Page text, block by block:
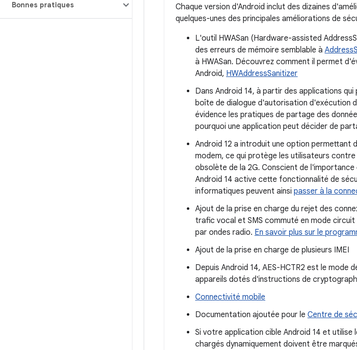
Bonnes pratiques
Chaque version d'Android inclut des dizaines
quelques-unes des principales améliorations de
L'outil HWASan (Hardware-assisted
des erreurs de mémoire semblable à
à HWASan. Découvrez comment il permet
Android, HWAddressSanitizer
Dans Android 14, à partir des applications
boîte de dialogue d'autorisation d'exécution
évidence les pratiques de partage des
pourquoi une application peut décider de
Android 12 a introduit une option permettant
modem, ce qui protège les utilisateurs
obsolète de la 2G. Conscient de
Android 14 active cette fonctionnalité de
informatiques peuvent ainsi passer à la
Ajout de la prise en charge du rejet des
trafic vocal et SMS commuté en mode
par ondes radio. En savoir plus sur le
Ajout de la prise en charge de plusieurs IMEI
Depuis Android 14, AES-HCTR2 est le mode
appareils dotés d'instructions de
Connectivité mobile
Documentation ajoutée pour le Centre de
Si votre application cible Android 14 et
chargés dynamiquement doivent être